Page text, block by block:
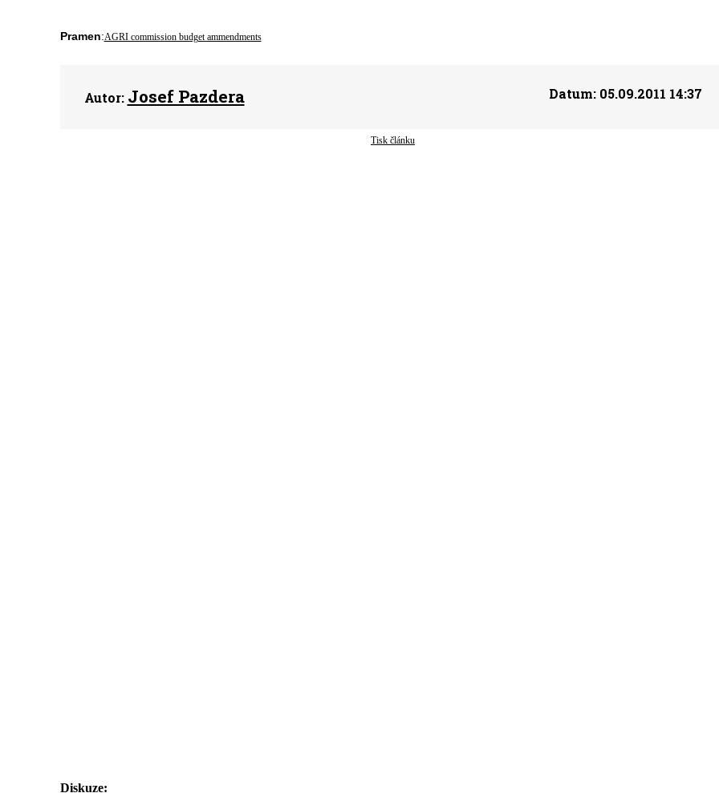
Pramen:AGRI commission budget ammendments
Autor: Josef Pazdera Datum:05.09.2011 14:37
Tisk článku
Diskuze: